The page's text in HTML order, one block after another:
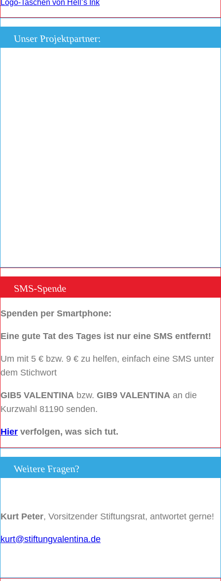
Logo-Taschen von Hell’s Ink
Unser Projektpartner:
SMS-Spende
Spenden per Smartphone:
Eine gute Tat des Tages ist nur eine SMS entfernt!
Um mit 5 € bzw. 9 € zu helfen, einfach eine SMS unter
dem Stichwort
GIB5 VALENTINA bzw. GIB9 VALENTINA an die
Kurzwahl 81190 senden.
Hier verfolgen, was sich tut.
Weitere Fragen?
Kurt Peter, Vorsitzender Stiftungsrat, antwortet gerne!
kurt@stiftungvalentina.de